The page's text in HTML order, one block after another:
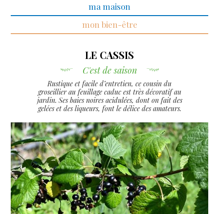
ma maison
mon bien-être
LE CASSIS
C'est de saison
Rustique et facile d’entretien, ce cousin du
groseillier au feuillage caduc est très décoratif au
jardin. Ses baies noires acidulées, dont on fait des
gelées et des liqueurs, font le délice des amateurs.